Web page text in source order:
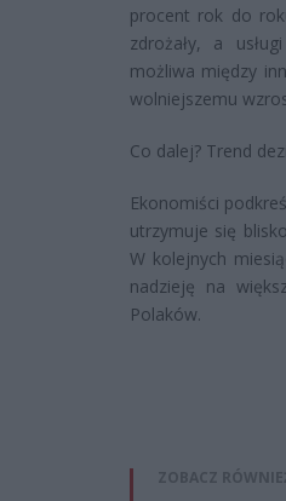
procent rok do
zdrożały, a
możliwa między
wolniejszemu
Co dalej? Trend
Ekonomiści
utrzymuje się
W kolejnych
nadzieję na
Polaków.
ZOBACZ